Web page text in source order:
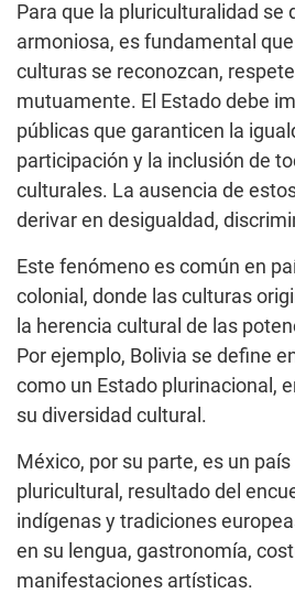
Para que la pluriculturalidad se
armoniosa, es fundamental
culturas se reconozcan,
mutuamente. El Estado debe
públicas que garanticen la
participación y la inclusión de
culturales. La ausencia de
derivar en desigualdad,
Este fenómeno es común en
colonial, donde las culturas
la herencia cultural de las
Por ejemplo, Bolivia se define
como un Estado plurinacional,
su diversidad cultural.
México, por su parte, es un
pluricultural, resultado del
indígenas y tradiciones
en su lengua, gastronomía,
manifestaciones artísticas.